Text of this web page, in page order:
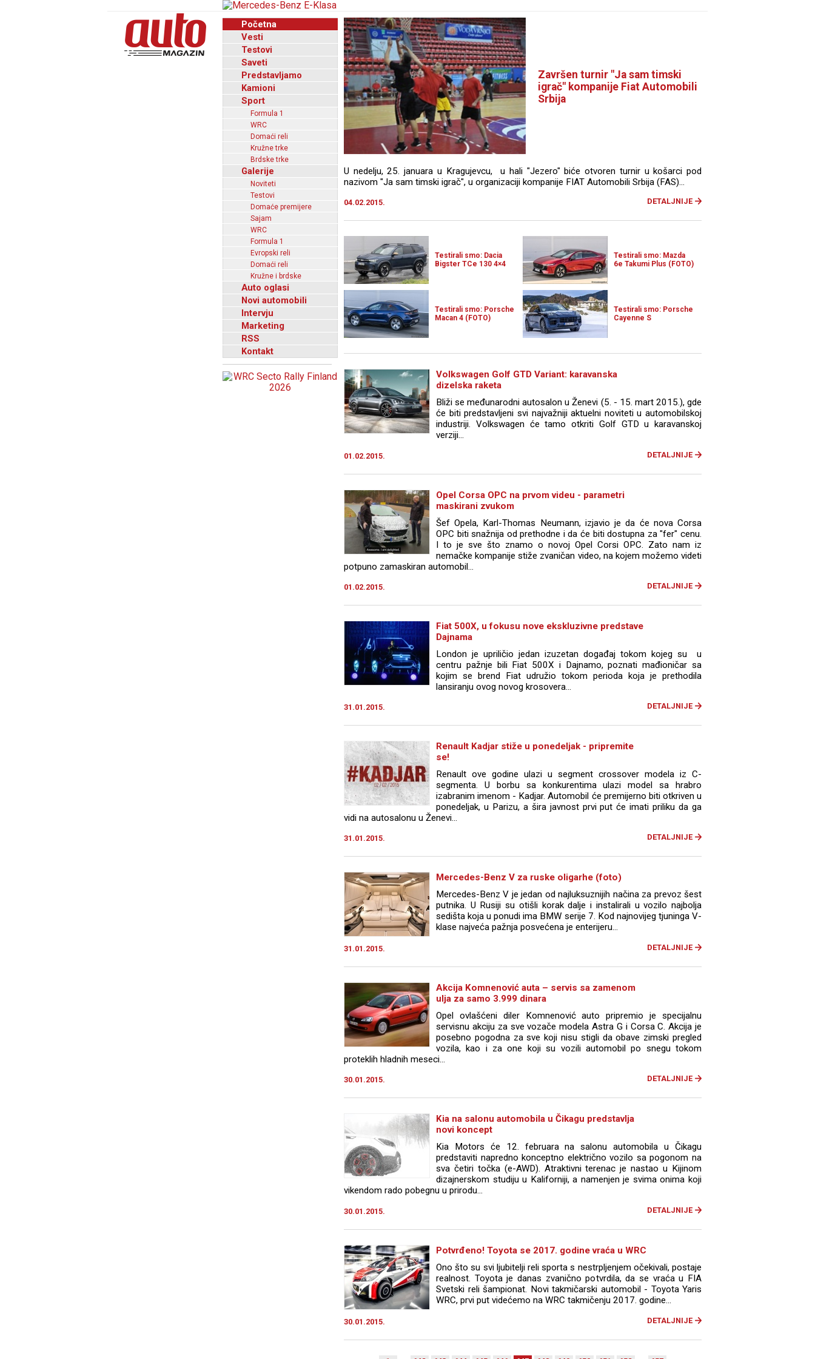
Početna
Vesti
Testovi
Saveti
Predstavljamo
Kamioni
Sport
Formula 1
WRC
Domaći reli
Kružne trke
Brdske trke
Galerije
Noviteti
Testovi
Domaće premijere
Sajam
WRC
Formula 1
Evropski reli
Domaći reli
Kružne i brdske
Auto oglasi
Novi automobili
Intervju
Marketing
RSS
Kontakt
Završen turnir "Ja sam timski
igrač" kompanije Fiat Automobili
Srbija
U nedelju, 25. januara u Kragujevcu, u hali "Jezero" biće otvoren turnir u košarci pod
nazivom "Ja sam timski igrač", u organizaciji kompanije FIAT Automobili Srbija (FAS)...
04.02.2015. DETALJNIJE
Testirali smo: Dacia
Bigster TCe 130 4×4
Testirali smo: Mazda
6e Takumi Plus (FOTO)
Testirali smo: Porsche
Macan 4 (FOTO)
Testirali smo: Porsche
Cayenne S
Volkswagen Golf GTD Variant: karavanska
dizelska raketa
Bliži se međunarodni autosalon u Ženevi (5. - 15. mart 2015.), gde
će biti predstavljeni svi najvažniji aktuelni noviteti u automobilskoj
industriji. Volkswagen će tamo otkriti Golf GTD u karavanskoj
verziji...
01.02.2015. DETALJNIJE
Opel Corsa OPC na prvom videu - parametri
maskirani zvukom
Šef Opela, Karl-Thomas Neumann, izjavio je da će nova Corsa
OPC biti snažnija od prethodne i da će biti dostupna za "fer" cenu.
I to je sve što znamo o novoj Opel Corsi OPC. Zato nam iz
nemačke kompanije stiže zvaničan video, na kojem možemo videti
potpuno zamaskiran automobil...
01.02.2015. DETALJNIJE
Fiat 500X, u fokusu nove ekskluzivne predstave
Dajnama
London je upriličio jedan izuzetan događaj tokom kojeg su u
centru pažnje bili Fiat 500X i Dajnamo, poznati mađioničar sa
kojim se brend Fiat udružio tokom perioda koja je prethodila
lansiranju ovog novog krosovera...
31.01.2015. DETALJNIJE
Renault Kadjar stiže u ponedeljak - pripremite
se!
Renault ove godine ulazi u segment crossover modela iz C-
segmenta. U borbu sa konkurentima ulazi model sa hrabro
izabranim imenom - Kadjar. Automobil će premijerno biti otkriven u
ponedeljak, u Parizu, a šira javnost prvi put će imati priliku da ga
vidi na autosalonu u Ženevi...
31.01.2015. DETALJNIJE
Mercedes-Benz V za ruske oligarhe (foto)
Mercedes-Benz V je jedan od najluksuznijih načina za prevoz šest
putnika. U Rusiji su otišli korak dalje i instalirali u vozilo najbolja
sedišta koja u ponudi ima BMW serije 7. Kod najnovijeg tjuninga V-
klase najveća pažnja posvećena je enterijeru...
31.01.2015. DETALJNIJE
Akcija Komnenović auta – servis sa zamenom
ulja za samo 3.999 dinara
Opel ovlašćeni diler Komnenović auto pripremio je specijalnu
servisnu akciju za sve vozače modela Astra G i Corsa C. Akcija je
posebno pogodna za sve koji nisu stigli da obave zimski pregled
vozila, kao i za one koji su vozili automobil po snegu tokom
proteklih hladnih meseci...
30.01.2015. DETALJNIJE
Kia na salonu automobila u Čikagu predstavlja
novi koncept
Kia Motors će 12. februara na salonu automobila u Čikagu
predstaviti napredno konceptno električno vozilo sa pogonom na
sva četiri točka (e-AWD). Atraktivni terenac je nastao u Kijinom
dizajnerskom studiju u Kaliforniji, a namenjen je svima onima koji
vikendom rado pobegnu u prirodu...
30.01.2015. DETALJNIJE
Potvrđeno! Toyota se 2017. godine vraća u WRC
Ono što su svi ljubitelji reli sporta s nestrpljenjem očekivali, postaje
realnost. Toyota je danas zvanično potvrdila, da se vraća u FIA
Svetski reli šampionat. Novi takmičarski automobil - Toyota Yaris
WRC, prvi put videćemo na WRC takmičenju 2017. godine...
30.01.2015. DETALJNIJE